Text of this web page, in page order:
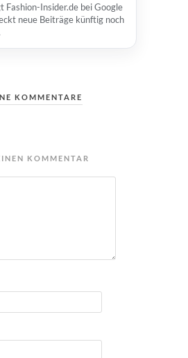
Fashion-Insider.de bei Google
neue Beiträge künftig noch
KOMMENTARE
KOMMENTAR